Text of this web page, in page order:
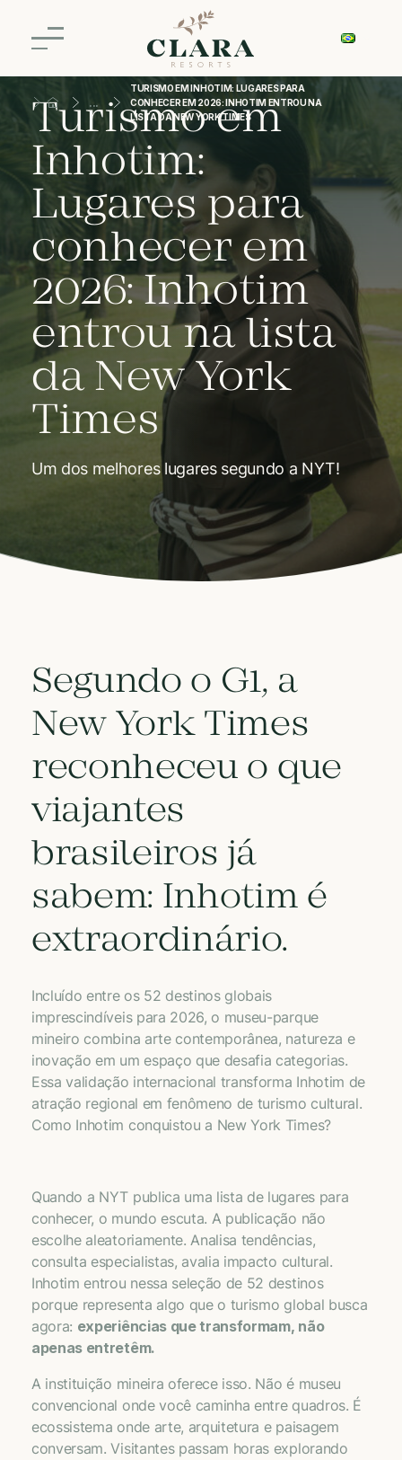
TURISMO EM INHOTIM: LUGARES PARA
CONHECER EM 2026: INHOTIM ENTROU NA
LISTA DA NEW YORK TIMES
Turismo em
Inhotim:
Lugares para
conhecer em
2026: Inhotim
entrou na lista
da New York
Times
Um dos melhores lugares segundo a NYT!
Segundo o G1, a
New York Times
reconheceu o que
viajantes
brasileiros já
sabem: Inhotim é
extraordinário.
Incluído entre os 52 destinos globais
imprescindíveis para 2026, o museu-parque
mineiro combina arte contemporânea, natureza e
inovação em um espaço que desafia categorias.
Essa validação internacional transforma Inhotim de
atração regional em fenômeno de turismo cultural.
Como Inhotim conquistou a New York Times?
Quando a NYT publica uma lista de lugares para
conhecer, o mundo escuta. A publicação não
escolhe aleatoriamente. Analisa tendências,
consulta especialistas, avalia impacto cultural.
Inhotim entrou nessa seleção de 52 destinos
porque representa algo que o turismo global busca
agora: experiências que transformam, não
apenas entretêm.
A instituição mineira oferece isso. Não é museu
convencional onde você caminha entre quadros. É
ecossistema onde arte, arquitetura e paisagem
conversam. Visitantes passam horas explorando